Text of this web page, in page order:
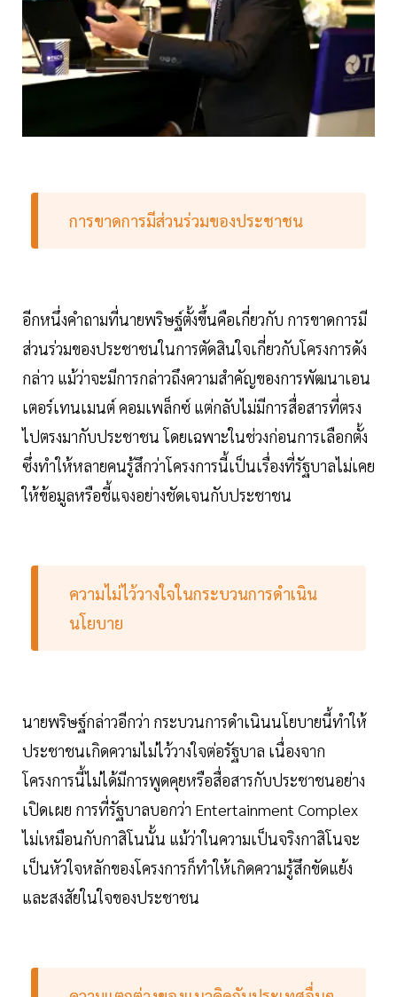
การขาดการมีส่วนร่วมของประชาชน
อีกหนึ่งคำถามที่นายพริษฐ์ตั้งขึ้นคือเกี่ยวกับ การขาดการมี
ส่วนร่วมของประชาชนในการตัดสินใจเกี่ยวกับโครงการดัง
กล่าว แม้ว่าจะมีการกล่าวถึงความสำคัญของการพัฒนาเอน
เตอร์เทนเมนต์ คอมเพล็กซ์ แต่กลับไม่มีการสื่อสารที่ตรง
ไปตรงมากับประชาชน โดยเฉพาะในช่วงก่อนการเลือกตั้ง
ซึ่งทำให้หลายคนรู้สึกว่าโครงการนี้เป็นเรื่องที่รัฐบาลไม่เคย
ให้ข้อมูลหรือชี้แจงอย่างชัดเจนกับประชาชน
ความไม่ไว้วางใจในกระบวนการดำเนิน
นโยบาย
นายพริษฐ์กล่าวอีกว่า กระบวนการดำเนินนโยบายนี้ทำให้
ประชาชนเกิดความไม่ไว้วางใจต่อรัฐบาล เนื่องจาก
โครงการนี้ไม่ได้มีการพูดคุยหรือสื่อสารกับประชาชนอย่าง
เปิดเผย การที่รัฐบาลบอกว่า Entertainment Complex
ไม่เหมือนกับกาสิโนนั้น แม้ว่าในความเป็นจริงกาสิโนจะ
เป็นหัวใจหลักของโครงการก็ทำให้เกิดความรู้สึกขัดแย้ง
และสงสัยในใจของประชาชน